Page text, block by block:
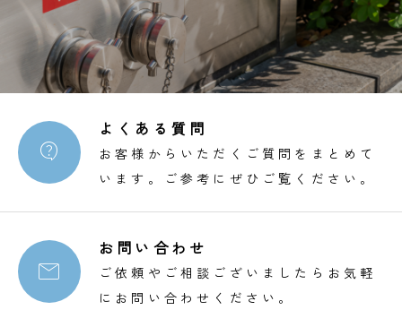

よくある質問
お客様からいただくご質問をまとめて
います。ご参考にぜひご覧ください。

お問い合わせ
ご依頼やご相談ございましたらお気軽
にお問い合わせください。